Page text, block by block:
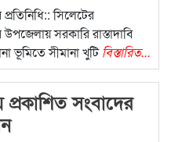
সিলেটের
সরকারি রাস্তাদাবি
ভূমিতে সীমানা খুটিবিস্তারিত...
প্রকাশিত সংবাদের